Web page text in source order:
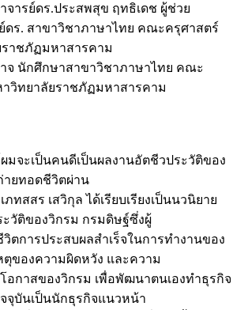
จารย์ดร.ประสพสุข ฤทธิเดช ผู้ช่วย
ดร. สาขาวิชาภาษาไทย คณะครุศาสตร์
าชภัฏมหาสารคาม
จ นักศึกษาสาขาวิชาภาษาไทย คณะ
วิทยาลัยราชภัฏมหาสารคาม
ผมจะเป็นคนดีเป็นผลงานอัตชีวประวัติของ
ายทอดชีวิตผ่าน
ทสสร เสวิกุล ได้เรียบเรียงเป็นนวนิยาย
ะวัติของวิกรม กรมดิษฐ์ซึ่งผู้
ตการประสบผลสำเร็จในการทำงานของ
ตุของความผิดหวัง และความ
อกาสของวิกรม เพื่อพัฒนาตนเองทำธุรกิจ
จุบันเป็นนักธุรกิจแนวหน้า